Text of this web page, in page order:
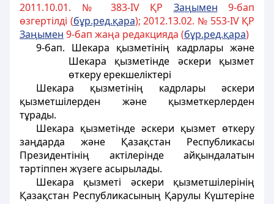
2011.10.01. № 383-IV ҚР Заңымен 9-бап
өзгертiлдi (бұр.ред.қара); 2012.13.02. № 553-IV ҚР
Заңымен 9-бап жаңа редакцияда (бұр.ред.қара)
9-бап. Шекара қызметінің кадрлары және
Шекара қызметінде әскери қызмет
өткеру ерекшеліктері
Шекара қызметiнiң кадрлары әскери
қызметшiлерден және қызметкерлерден
тұрады.
Шекара қызметiнде әскери қызмет өткеру
заңдарда және Қазақстан Республикасы
Президентiнiң актiлерiнде айқындалатын
тәртiппен жүзеге асырылады.
Шекара қызметi әскери қызметшiлерiнiң
Қазақстан Республикасының Қарулы Күштерiне